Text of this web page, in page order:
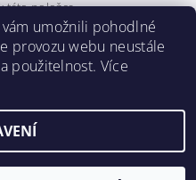
této položce.
Upravit nastavení cookies
umožnili pohodlné
provozu webu neustále
použitelnost. Více